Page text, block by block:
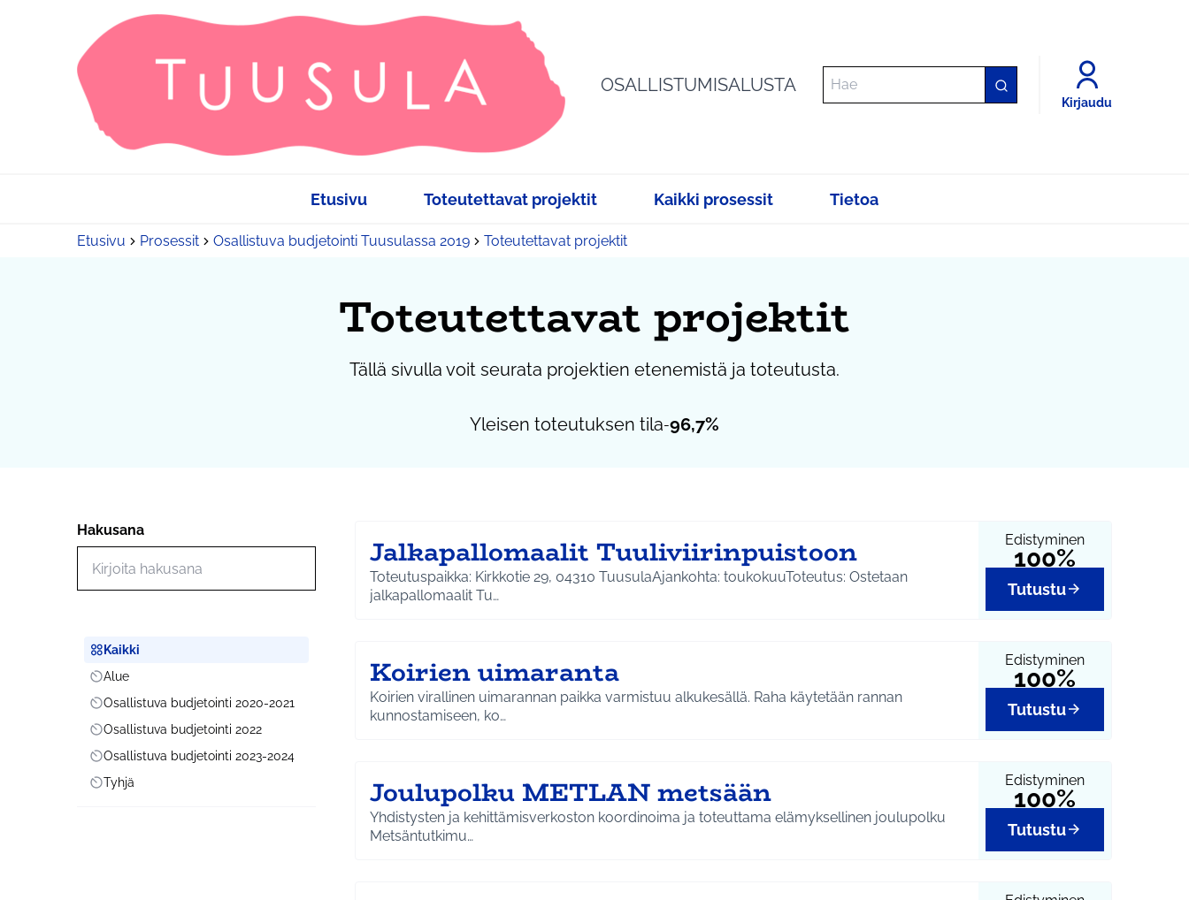
OSALLISTUMISALUSTA
Kirjaudu
Etusivu Toteutettavat projektit Kaikki prosessit Tietoa
Etusivu Prosessit Osallistuva budjetointi Tuusulassa 2019 Toteutettavat projektit
Toteutettavat projektit
Tällä sivulla voit seurata projektien etenemistä ja toteutusta.
Yleisen toteutuksen tila-96,7%
Hakusana
ScopeKaikki
Scope
Alue
ScopeOsallistuva budjetointi 2020-2021
ScopeOsallistuva budjetointi 2022
ScopeOsallistuva budjetointi 2023-2024
Scope
Tyhjä
Jalkapallomaalit Tuuliviirinpuistoon
Toteutuspaikka: Kirkkotie 29, 04310 TuusulaAjankohta: toukokuuToteutus: Ostetaan
jalkapallomaalit Tu…
Edistyminen
100%
Tutustu
Koirien uimaranta
Koirien virallinen uimarannan paikka varmistuu alkukesällä. Raha käytetään rannan
kunnostamiseen, ko…
Edistyminen
100%
Tutustu
Joulupolku METLAN metsään
Yhdistysten ja kehittämisverkoston koordinoima ja toteuttama elämyksellinen joulupolku
Metsäntutkimu…
Edistyminen
100%
Tutustu